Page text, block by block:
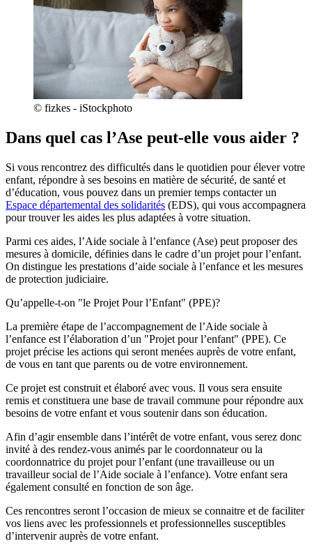
© fizkes - iStockphoto
Dans quel cas l’Ase peut-elle vous aider ?
Si vous rencontrez des difficultés dans le quotidien pour élever votre
enfant, répondre à ses besoins en matière de sécurité, de santé et
d’éducation, vous pouvez dans un premier temps contacter un
Espace départemental des solidarités (EDS), qui vous accompagnera
pour trouver les aides les plus adaptées à votre situation.
Parmi ces aides, l’Aide sociale à l’enfance (Ase) peut proposer des
mesures à domicile, définies dans le cadre d’un projet pour l’enfant.
On distingue les prestations d’aide sociale à l’enfance et les mesures
de protection judiciaire.
Qu’appelle-t-on "le Projet Pour l’Enfant" (PPE)?
La première étape de l’accompagnement de l’Aide sociale à
l’enfance est l’élaboration d’un "Projet pour l’enfant" (PPE). Ce
projet précise les actions qui seront menées auprès de votre enfant,
de vous en tant que parents ou de votre environnement.
Ce projet est construit et élaboré avec vous. Il vous sera ensuite
remis et constituera une base de travail commune pour répondre aux
besoins de votre enfant et vous soutenir dans son éducation.
Afin d’agir ensemble dans l’intérêt de votre enfant, vous serez donc
invité à des rendez-vous animés par le coordonnateur ou la
coordonnatrice du projet pour l’enfant (une travailleuse ou un
travailleur social de l’Aide sociale à l’enfance). Votre enfant sera
également consulté en fonction de son âge.
Ces rencontres seront l’occasion de mieux se connaitre et de faciliter
vos liens avec les professionnels et professionnelles susceptibles
d’intervenir auprès de votre enfant.